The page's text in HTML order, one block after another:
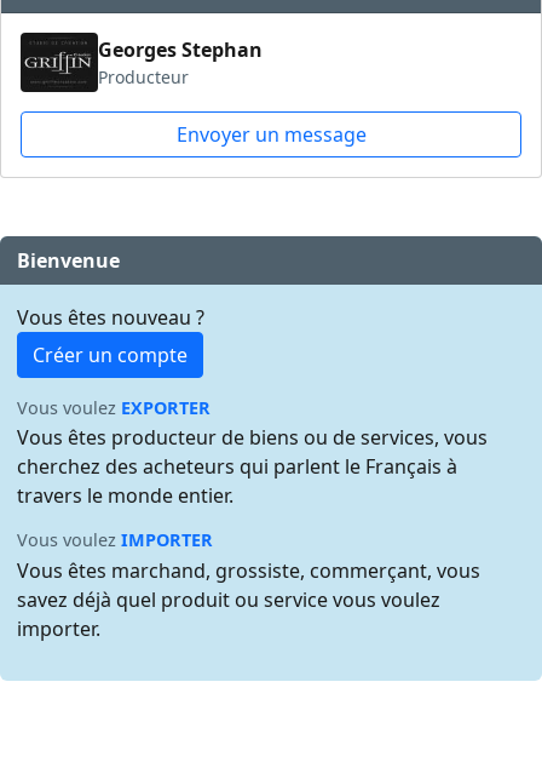
Georges Stephan
Producteur
Envoyer un message
Bienvenue
Vous êtes nouveau ?
Créer un compte
Vous voulez EXPORTER
Vous êtes producteur de biens ou de services, vous
cherchez des acheteurs qui parlent le Français à
travers le monde entier.
Vous voulezIMPORTER
Vous êtes marchand, grossiste, commerçant, vous
savez déjà quel produit ou service vous voulez
importer.